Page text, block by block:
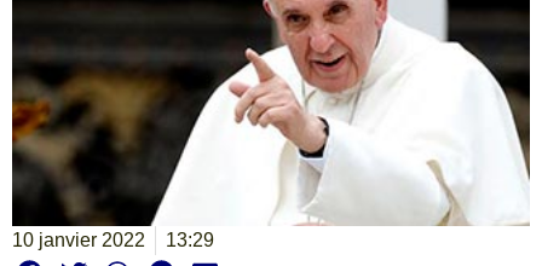
10 janvier 2022 13:29